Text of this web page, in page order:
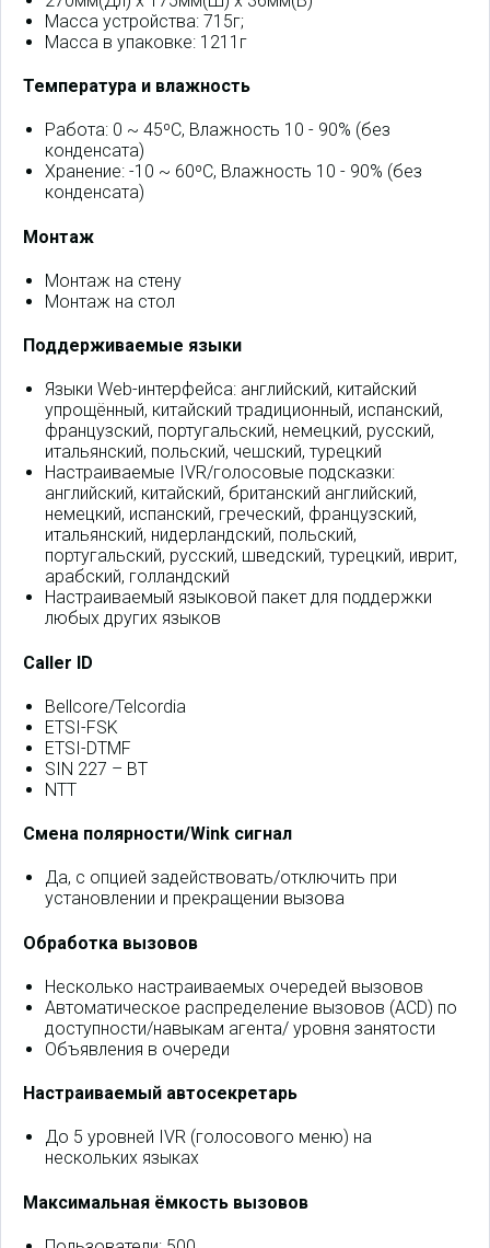
Масса устройства: 715г;
Масса в упаковке: 1211г
Температура и влажность
Работа: 0 ~ 45ºC, Влажность 10 - 90% (без
конденсата)
Хранение: -10 ~ 60ºC, Влажность 10 - 90% (без
конденсата)
Монтаж
Монтаж на стену
Монтаж на стол
Поддерживаемые языки
Языки Web-интерфейса: английский, китайский
упрощённый, китайский традиционный, испанский,
французский, португальский, немецкий, русский,
итальянский, польский, чешский, турецкий
Настраиваемые IVR/голосовые подсказки:
английский, китайский, британский английский,
немецкий, испанский, греческий, французский,
итальянский, нидерландский, польский,
португальский, русский, шведский, турецкий, иврит,
арабский, голландский
Настраиваемый языковой пакет для поддержки
любых других языков
Caller ID
Bellcore/Telcordia
ETSI-FSK
ETSI-DTMF
SIN 227 – BT
NTT
Смена полярности/Wink сигнал
Да, с опцией задействовать/отключить при
установлении и прекращении вызова
Обработка вызовов
Несколько настраиваемых очередей вызовов
Автоматическое распределение вызовов (ACD) по
доступности/навыкам агента/ уровня занятости
Объявления в очереди
Настраиваемый автосекретарь
До 5 уровней IVR (голосового меню) на
нескольких языках
Максимальная ёмкость вызовов